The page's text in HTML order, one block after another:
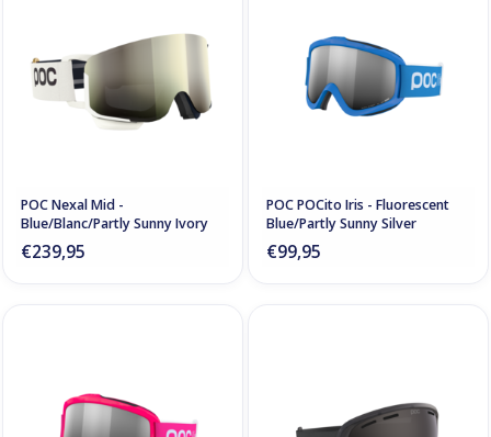
POC Nexal Mid -
Blue/Blanc/Partly Sunny Ivory
€239,95
POC POCito Iris - Fluorescent
Blue/Partly Sunny Silver
€99,95